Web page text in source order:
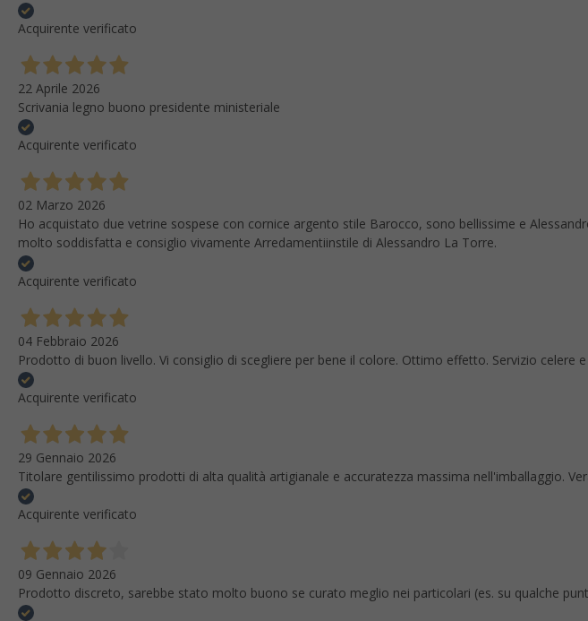
Acquirente verificato
22 Aprile 2026
Scrivania legno buono presidente ministeriale
Acquirente verificato
02 Marzo 2026
Ho acquistato due vetrine sospese con cornice argento stile Barocco, sono bellissime e
molto soddisfatta e consiglio vivamente Arredamentiinstile di Alessandro La Torre.
Acquirente verificato
04 Febbraio 2026
Prodotto di buon livello. Vi consiglio di scegliere per bene il colore. Ottimo effetto. Servizio
Acquirente verificato
29 Gennaio 2026
Titolare gentilissimo prodotti di alta qualità artigianale e accuratezza massima nell'imballaggio.
Acquirente verificato
09 Gennaio 2026
Prodotto discreto, sarebbe stato molto buono se curato meglio nei particolari (es. su qualche